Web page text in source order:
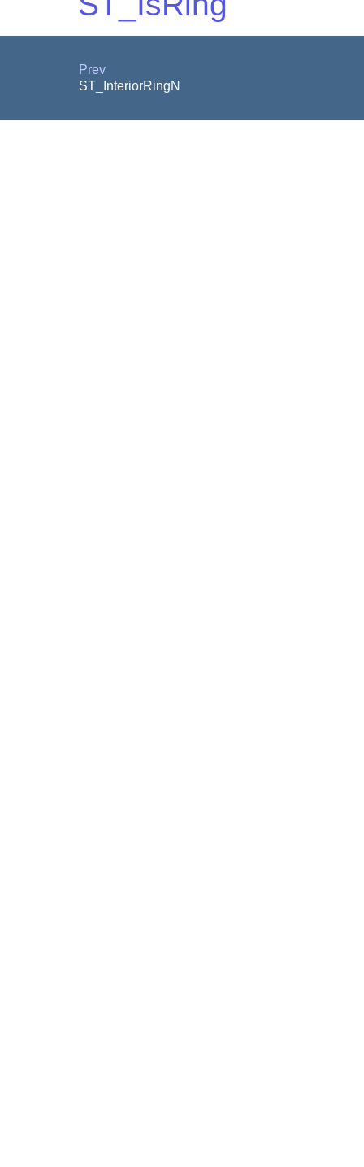
Prev
ST_InteriorRingN